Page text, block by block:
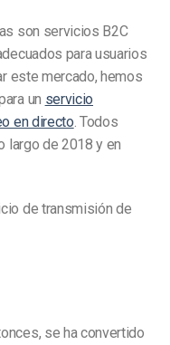
son servicios B2C
para usuarios
este mercado, hemos
un servicio
en directo. Todos
largo de 2018 y en
de transmisión de
se ha convertido